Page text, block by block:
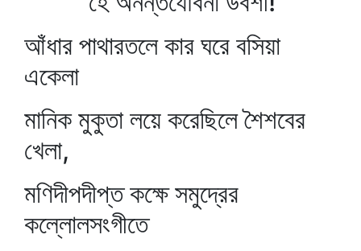
আঁধার পাথারতলে কার ঘরে বসিয়া
একেলা
মানিক মুকুতা লয়ে করেছিলে শৈশবের
খেলা,
মণিদীপদীপ্ত কক্ষে সমুদ্রের
কল্লোলসংগীতে